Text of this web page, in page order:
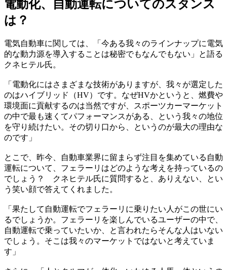
電動化、自動運転についてのスタンス
は？
電気自動車に関しては、「今ある我々のラインナップに電気
的な動力源を導入することは秘密でもなんでもない」と語る
クネヒテル氏。
「電動化にはさまざまな技術がありますが、我々が選定した
のはハイブリッド（HV）です。なぜHVかというと、燃費や
環境面に貢献するのは当然ですが、スポーツカーマーケット
の中で最も速くてパフォーマンスがある、という我々の地位
を守り続けたい。その切り口から、というのが最大の理由な
のです」
とこで、昨今、自動車業界に留まらず注目を集めている自動
運転について、フェラーリはどのような考えを持っているの
でしょう？ クネヒテル氏に質問すると、ありえない、とい
う笑い顔で答えてくれました。
「果たして自動運転でフェラーリに乗りたい人がこの世にい
るでしょうか。フェラーリを楽しんでいるユーザーの中で、
自動運転で乗っていたいか、と言われたらそんな人はいない
でしょう。そこは我々のマーケットではないと考えていま
す」